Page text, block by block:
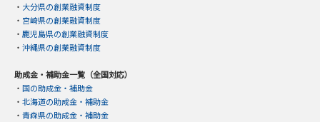
・ 大分県の創業融資制度
・ 宮崎県の創業融資制度
・ 鹿児島県の創業融資制度
・ 沖縄県の創業融資制度
助成金・補助金一覧（全国対応）
・ 国の助成金・補助金
・ 北海道の助成金・補助金
・ 青森県の助成金・補助金